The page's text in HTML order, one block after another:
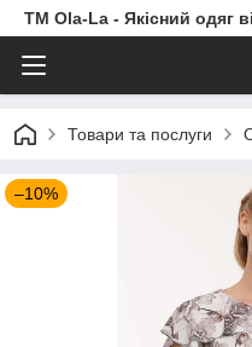
TM Ola-La - Якісний одяг
Товари та послуги
–10%